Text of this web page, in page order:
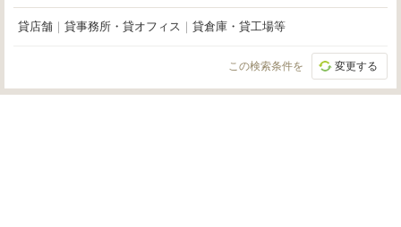
貸店舗 貸事務所・貸オフィス 貸倉庫・貸工場等
この検索条件を 変更する